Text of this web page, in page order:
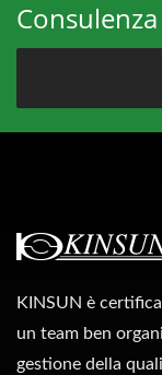
KINSUN è
un team ben
gestione della